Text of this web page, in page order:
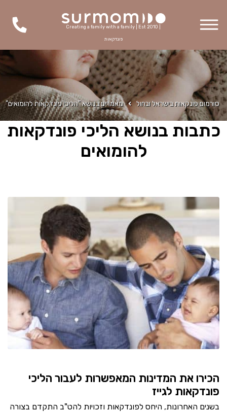
Creating a family with a family | Est 2010 |
פונדקאות
סורמום פונקאות בישראל ובחול מאמרים בנושא "הליכי פונדקאות להומואים"
כתבות בנושא הליכי פונדקאות
להומואים
הכירו את המדינות המאפשרות לעבור הליכי
פונדקאות לגייז
בשנים האחרונות, היחס לפונדקאות וזכויות להט"ב התקדם בצורה